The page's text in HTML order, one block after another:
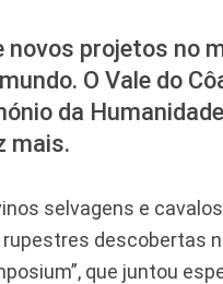
projetos no
O Vale do
da
mais.
selvagens e
descobertas
que juntou